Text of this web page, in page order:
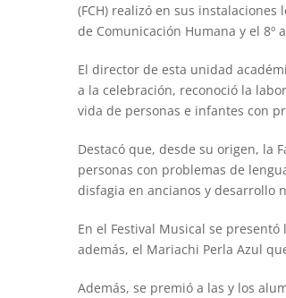
(FCH) realizó en sus
de Comunicación Humana y el
El director de esta unidad
a la celebración, reconoció la
vida de personas e infantes con
Destacó que, desde su origen, la
personas con problemas de
disfagia en ancianos y desarrollo
En el Festival Musical se
además, el Mariachi Perla Azul
Además, se premió a las y los